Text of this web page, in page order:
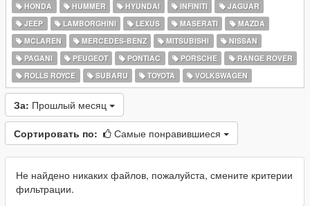
HONDA
HUMMER HYUNDAI INFINITI
JAGUAR
JEEP
LAMBORGHINI LEXUS MASERATI
MAZDA
MCLAREN
MERCEDES-BENZ MITSUBISHI
NISSAN
PAGANI
PEUGEOT PONTIAC PORSCHE
RANGE ROVER
ROLLS ROYCE
SUBARU TOYOTA VOLKSWAGEN
За: Прошлый месяц
Сортировать по: Самые понравившиеся
Не найдено никаких файлов, пожалуйста, смените критерии
фильтрации.